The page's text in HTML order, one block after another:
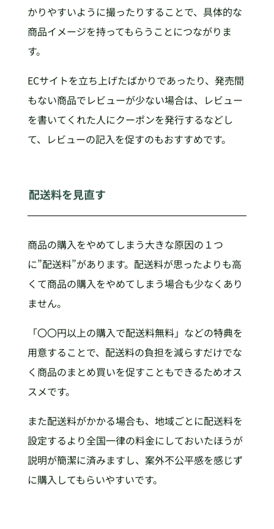
かりやすいように撮ったりすることで、具体的な
商品イメージを持ってもらうことにつながりま
す。
ECサイトを立ち上げたばかりであったり、発売間
もない商品でレビューが少ない場合は、レビュー
を書いてくれた人にクーポンを発行するなどし
て、レビューの記入を促すのもおすすめです。
配送料を見直す
商品の購入をやめてしまう大きな原因の１つ
に”配送料”があります。配送料が思ったよりも高
くて商品の購入をやめてしまう場合も少なくあり
ません。
「〇〇円以上の購入で配送料無料」などの特典を
用意することで、配送料の負担を減らすだけでな
く商品のまとめ買いを促すこともできるためオス
スメです。
また配送料がかかる場合も、地域ごとに配送料を
設定するより全国一律の料金にしておいたほうが
説明が簡潔に済みますし、案外不公平感を感じず
に購入してもらいやすいです。